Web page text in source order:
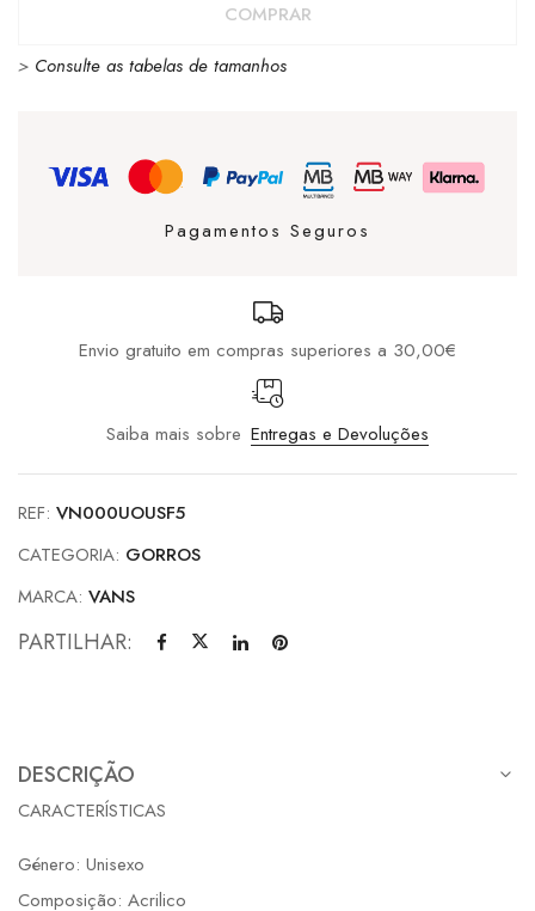
Milford
COMPRAR
> Consulte as tabelas de tamanhos
Pagamentos Seguros
Envio gratuito em compras superiores a 30,00€
Saiba mais sobre Entregas e Devoluções
REF: VN000UOUSF5
CATEGORIA: GORROS
MARCA: VANS
PARTILHAR:
DESCRIÇÃO
CARACTERÍSTICAS
Género: Unisexo
Composição: Acrilico